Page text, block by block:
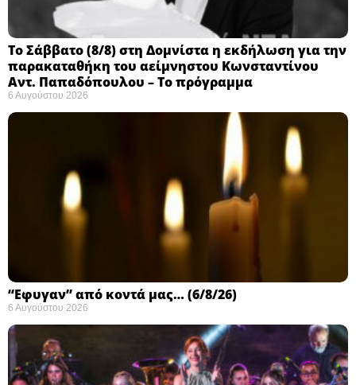
Το Σάββατο (8/8) στη Δομνίστα η εκδήλωση για την
παρακαταθήκη του αείμνηστου Κωνσταντίνου
Αντ. Παπαδόπουλου – Το πρόγραμμα
6 Αυγούστου 2026
“Εφυγαν” από κοντά μας… (6/8/26)
6 Αυγούστου 2026